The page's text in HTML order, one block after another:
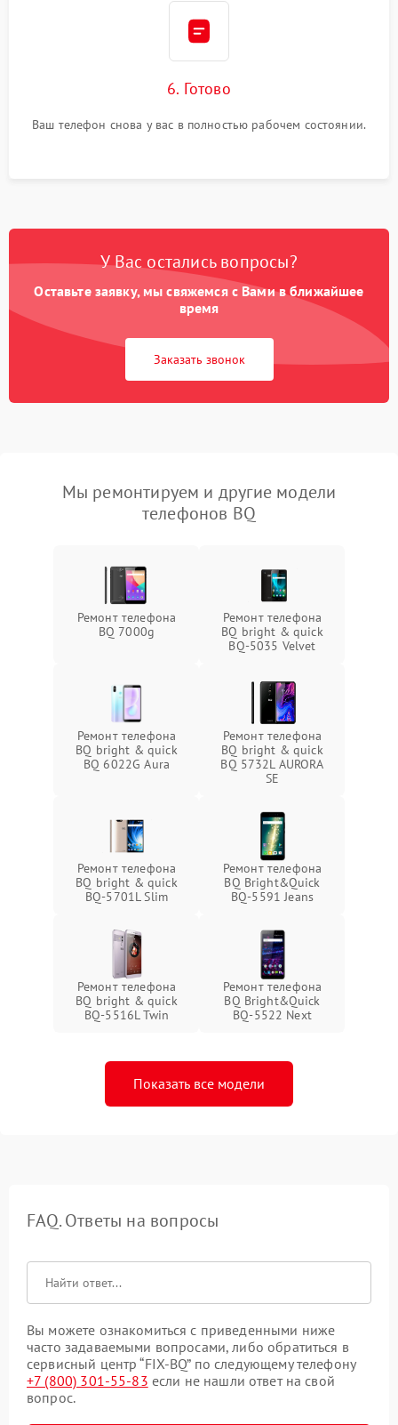
6. Готово
Ваш телефон снова у вас в полностью рабочем состоянии.
У Вас остались вопросы?
Оставьте заявку, мы свяжемся с Вами в ближайшее
время
Заказать звонок
Мы ремонтируем и другие модели
телефонов BQ
Ремонт телефона
BQ 7000g
Ремонт телефона
BQ bright & quick
BQ-5035 Velvet
Ремонт телефона
BQ bright & quick
BQ 6022G Aura
Ремонт телефона
BQ bright & quick
BQ 5732L AURORA
SE
Ремонт телефона
BQ bright & quick
BQ-5701L Slim
Ремонт телефона
BQ Bright&Quick
BQ-5591 Jeans
Ремонт телефона
BQ bright & quick
BQ-5516L Twin
Ремонт телефона
BQ Bright&Quick
BQ-5522 Next
Показать все модели
FAQ. Ответы на вопросы
Вы можете ознакомиться с приведенными ниже
часто задаваемыми вопросами, либо обратиться в
сервисный центр “FIX-BQ” по следующему телефону
+7 (800) 301-55-83 если не нашли ответ на свой
вопрос.